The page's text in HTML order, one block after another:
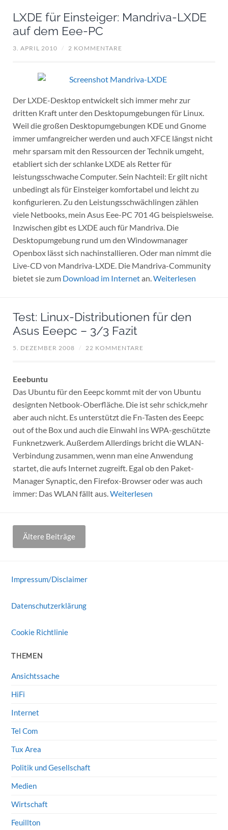
LXDE für Einsteiger: Mandriva-LXDE
auf dem Eee-PC
3. APRIL 2010 / 2 KOMMENTARE
Der LXDE-Desktop entwickelt sich immer mehr zur
dritten Kraft unter den Desktopumgebungen für Linux.
Weil die großen Desktopumgebungen KDE und Gnome
immer umfangreicher werden und auch XFCE längst nicht
mehr sparsam mit den Ressourcen der Technik umgeht,
etabliert sich der schlanke LXDE als Retter für
leistungsschwache Computer. Sein Nachteil: Er gilt nicht
unbedingt als für Einsteiger komfortabel und leicht zu
konfigurieren. Zu den Leistungsschwächlingen zählen
viele Netbooks, mein Asus Eee-PC 701 4G beispielsweise.
Inzwischen gibt es LXDE auch für Mandriva. Die
Desktopumgebung rund um den Windowmanager
Openbox lässt sich nachinstallieren. Oder man nimmt die
Live-CD von Mandriva-LXDE. Die Mandriva-Community
bietet sie zum Download im Internetan.Weiterlesen
Test: Linux-Distributionen für den
Asus Eeepc – 3/3 Fazit
5. DEZEMBER 2008 / 22 KOMMENTARE
Eeebuntu
Das Ubuntu für den Eeepc kommt mit der von Ubuntu
designten Netbook-Oberfläche. Die ist sehr schick,mehr
aber auch nicht. Es unterstützt die Fn-Tasten des Eeepc
out of the Box und auch die Einwahl ins WPA-geschützte
Funknetzwerk. Außerdem Allerdings bricht die WLAN-
Verbindung zusammen, wenn man eine Anwendung
startet, die aufs Internet zugreift. Egal ob den Paket-
Manager Synaptic, den Firefox-Browser oder was auch
immer: Das WLAN fällt aus.Weiterlesen
Beitragsnavigation
Ältere Beiträge
Impressum/Disclaimer
Datenschutzerklärung
Cookie Richtlinie
THEMEN
Ansichtssache
HiFi
Internet
Tel Com
Tux Area
Politik und Gesellschaft
Medien
Wirtschaft
Feuillton